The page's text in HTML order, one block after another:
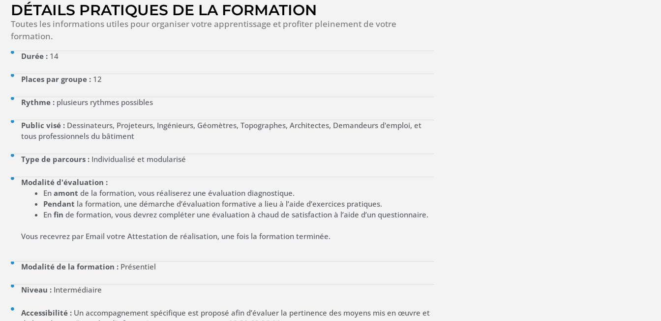
DÉTAILS PRATIQUES DE LA FORMATION
Toutes les informations utiles pour organiser votre apprentissage et profiter pleinement de votre
formation.
Durée : 14
Places par groupe : 12
Rythme : plusieurs rythmes possibles
Public visé : Dessinateurs, Projeteurs, Ingénieurs, Géomètres, Topographes, Architectes, Demandeurs d'emploi, et
tous professionnels du bâtiment
Type de parcours : Individualisé et modularisé
Modalité d'évaluation :
En amont de la formation, vous réaliserez une évaluation diagnostique.
Pendant la formation, une démarche d’évaluation formative a lieu à l’aide d’exercices pratiques.
En fin de formation, vous devrez compléter une évaluation à chaud de satisfaction à l’aide d’un questionnaire.
Vous recevrez par Email votre Attestation de réalisation, une fois la formation terminée.
Modalité de la formation : Présentiel
Niveau : Intermédiaire
Accessibilité : Un accompagnement spécifique est proposé afin d’évaluer la pertinence des moyens mis en œuvre et